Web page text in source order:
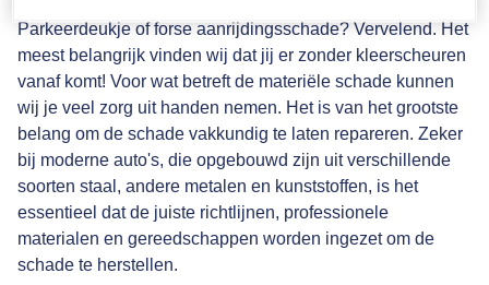
Parkeerdeukje of forse aanrijdingsschade? Vervelend. Het
meest belangrijk vinden wij dat jij er zonder kleerscheuren
vanaf komt! Voor wat betreft de materiële schade kunnen
wij je veel zorg uit handen nemen. Het is van het grootste
belang om de schade vakkundig te laten repareren. Zeker
bij moderne auto's, die opgebouwd zijn uit verschillende
soorten staal, andere metalen en kunststoffen, is het
essentieel dat de juiste richtlijnen, professionele
materialen en gereedschappen worden ingezet om de
schade te herstellen.